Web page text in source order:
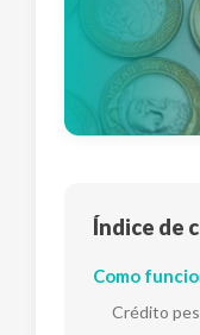
Índice de
Como
Crédito